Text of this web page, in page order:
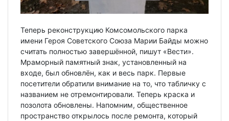
Теперь реконструкцию Комсомольского парка
имени Героя Советского Союза Марии Байды можно
считать полностью завершённой, пишут «Вести».
Мраморный памятный знак, установленный на
входе, был обновлён, как и весь парк. Первые
посетители обратили внимание на то, что табличку с
названием не отремонтировали. Теперь краска и
позолота обновлены. Напомним, общественное
пространство открылось после ремонта, который